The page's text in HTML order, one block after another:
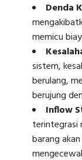
Denda
memicu
sistem,
berulang,
berujung
Inflow
terintegrasi
barang